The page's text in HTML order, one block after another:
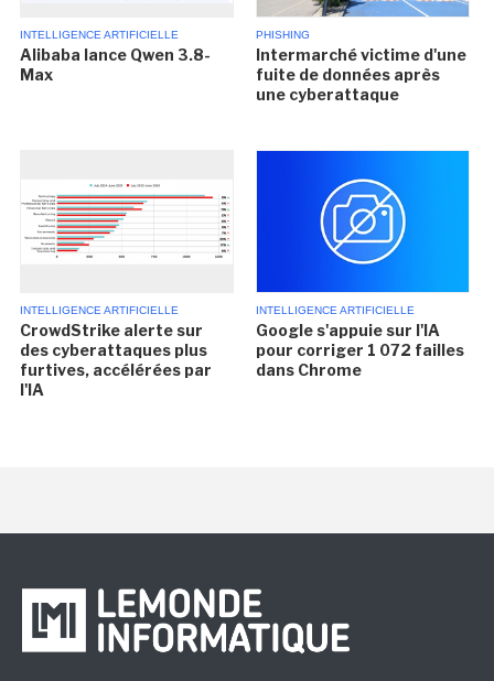
INTELLIGENCE ARTIFICIELLE
Alibaba lance Qwen 3.8-
Max
PHISHING
Intermarché victime d'une
fuite de données après
une cyberattaque
INTELLIGENCE ARTIFICIELLE
CrowdStrike alerte sur
des cyberattaques plus
furtives, accélérées par
l'IA
INTELLIGENCE ARTIFICIELLE
Google s'appuie sur l'IA
pour corriger 1 072 failles
dans Chrome